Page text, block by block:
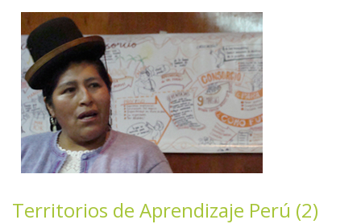
Territorios de Aprendizaje Perú (2)